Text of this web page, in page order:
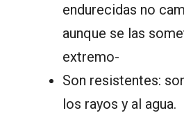
endurecidas no
aunque se las
extremo-
Son resistentes:
los rayos y al agua.